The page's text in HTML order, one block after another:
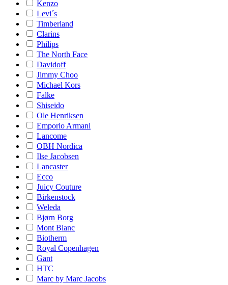
Kenzo
Levi´s
Timberland
Clarins
Philips
The North Face
Davidoff
Jimmy Choo
Michael Kors
Falke
Shiseido
Ole Henriksen
Emporio Armani
Lancome
OBH Nordica
Ilse Jacobsen
Lancaster
Ecco
Juicy Couture
Birkenstock
Weleda
Bjørn Borg
Mont Blanc
Biotherm
Royal Copenhagen
Gant
HTC
Marc by Marc Jacobs